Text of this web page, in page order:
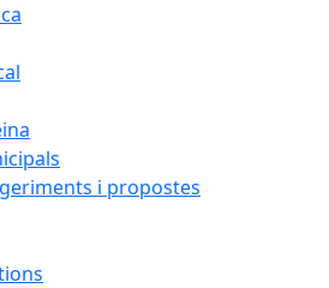
i propostes